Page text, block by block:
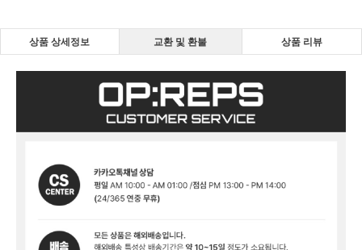
상품 상세정보 교환 및 환불 상품 리뷰